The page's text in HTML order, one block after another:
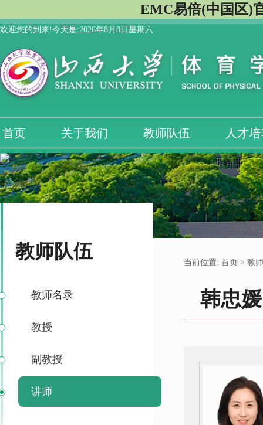
EMC易倍(中国区)
欢迎您的到来!今天是:2026年8月8日星期六
首页 关于我们 教师队伍 人才
教师队伍
教师名录
教授
副教授
讲师
当前位置: 首页 > 教
韩忠媛